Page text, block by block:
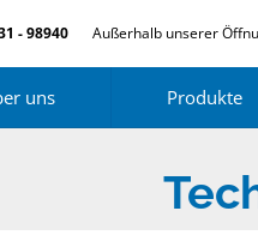
- 98940 Außerhalb unserer
uns Produkte